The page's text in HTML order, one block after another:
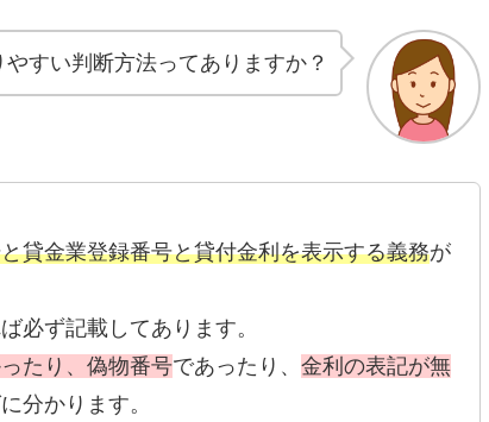
すい判断方法ってありますか？
貸金業登録番号と貸付金利を表示する義務が
必ず記載してあります。
たり、偽物番号であったり、 金利の表記が無
分かります。